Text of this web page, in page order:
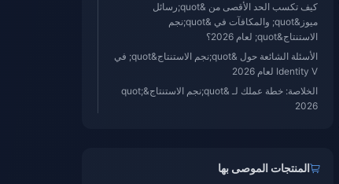
كيف تكسب الحد الأقصى من &quot;رسائل
ميوز&quot; والمكافآت في &quot;نجم
الاستنتاج&quot; لعام 2026؟
الأسئلة الشائعة حول &quot;نجم الاستنتاج&quot; في
Identity V لعام 2026
الخلاصة: خطة عملك لـ &quot;نجم الاستنتاج&quot;
2026
المنتجات الموصى بها